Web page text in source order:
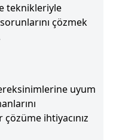
teknikleriyle
çözmek
uyum
ihtiyacınız